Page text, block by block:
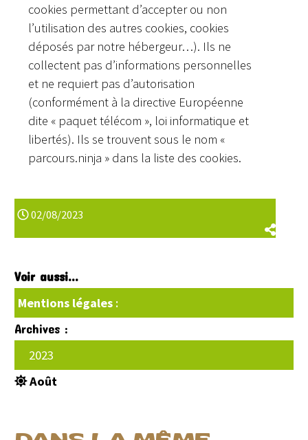
cookies permettant d’accepter ou non
l’utilisation des autres cookies, cookies
déposés par notre hébergeur…). Ils ne
collectent pas d’informations personnelles
et ne requiert pas d’autorisation
(conformément à la directive Européenne
dite « paquet télécom », loi informatique et
libertés). Ils se trouvent sous le nom «
parcours.ninja » dans la liste des cookies.
02/08/2023
Voir aussi...
Mentions légales :
Archives :
2023
Août